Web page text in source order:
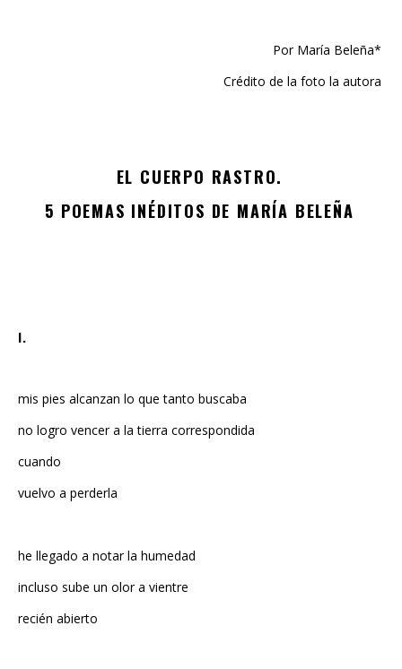
Crédito de la foto la autora
5 POEMAS INÉDITOS DE MARÍA BELEÑA
no logro vencer a la tierra correspondida
cuando
vuelvo a perderla
incluso sube un olor a vientre
recién abierto